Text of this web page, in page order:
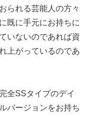
られる芸能人の方々
既に手元にお持ちに
いないのであれば資
上がっているのであ
全SSタイプのデイ
バージョンをお持ち